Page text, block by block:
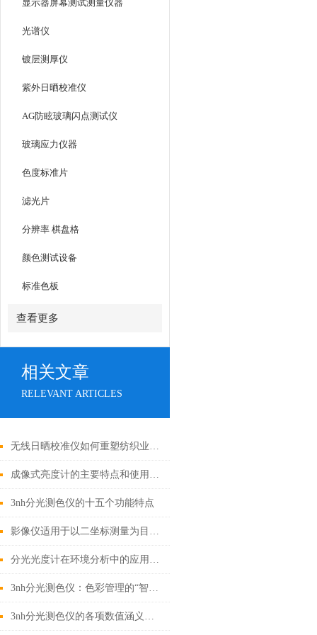
显示器屏幕测试测量仪器
光谱仪
镀层测厚仪
紫外日晒校准仪
AG防眩玻璃闪点测试仪
玻璃应力仪器
色度标准片
滤光片
分辨率 棋盘格
颜色测试设备
标准色板
查看更多
相关文章
RELEVANT ARTICLES
无线日晒校准仪如何重塑纺织业的色彩秩序
成像式亮度计的主要特点和使用方法简述
3nh分光测色仪的十五个功能特点
影像仪适用于以二坐标测量为目的的一切应用领域
分光光度计在环境分析中的应用是非常广泛的
3nh分光测色仪：色彩管理的“智能助手”
3nh分光测色仪的各项数值涵义讲解